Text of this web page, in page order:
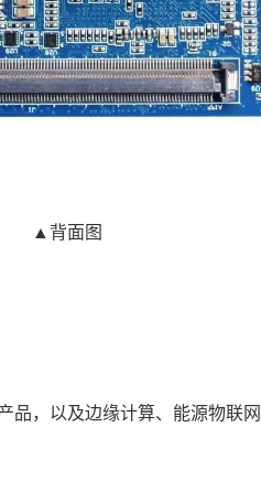
▲背面图
品，以及边缘计算、能源物联网